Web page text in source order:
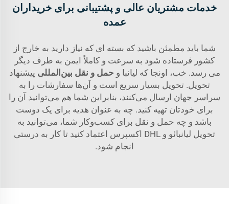
خدمات مشتریان عالی و پشتیبانی برای خریداران
عمده
شما باید مطمئن باشید که بسته ای که نیاز دارید به خارج از
کشور فرستاده شود به سرعت و کاملاً ایمن به طرف دیگر
می رسد. خب، اونجا که ليانبا و حمل و نقل بین‌المللی پیشنهاد
تحویل. تحویل بسیار سریع است و آن‌ها سفارشات را به
سراسر جهان ارسال می‌کنند، بنابراین شما هم می‌توانید آن را
برای خودتان تهیه کنید. چه به عنوان هدیه برای یک دوست
باشد و چه حمل و نقل برای کسب‌وکار شما، می‌توانید به
تحویل لیانبائو و DHL اکسپرس اعتماد کنید تا کار به درستی
انجام شود.